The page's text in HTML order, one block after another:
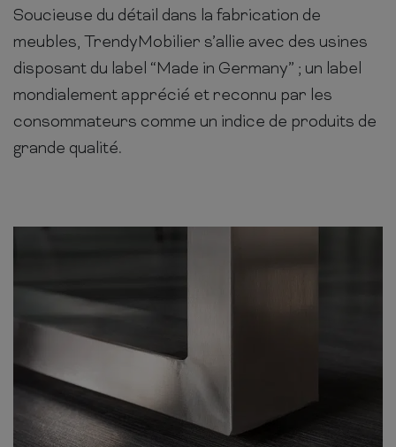
Soucieuse du détail dans la fabrication de
meubles, TrendyMobilier s’allie avec des usines
disposant du label “Made in Germany” ; un label
mondialement apprécié et reconnu par les
consommateurs comme un indice de produits de
grande qualité.